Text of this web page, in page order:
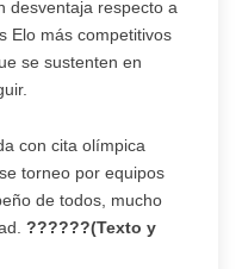
desventaja respecto a
Elo más competitivos
se sustenten en
con cita olímpica
torneo por equipos
de todos, mucho
??????(Texto y